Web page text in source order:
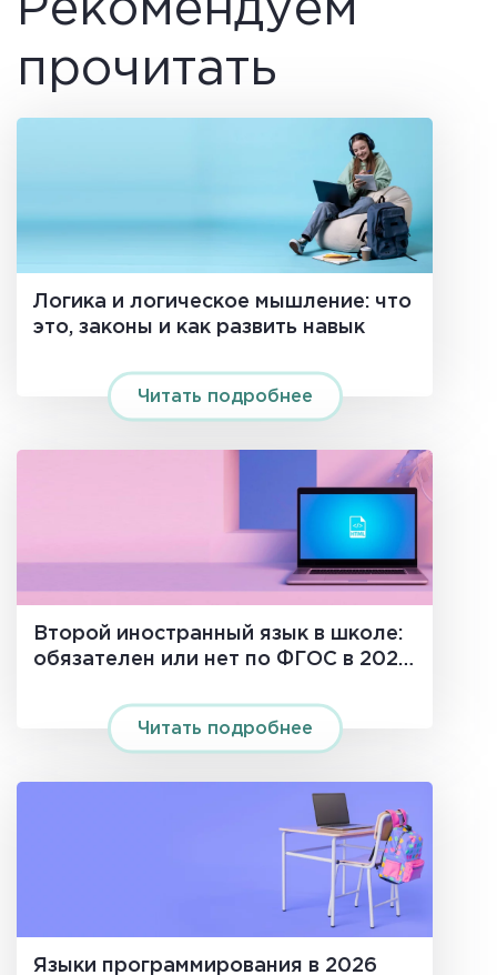
Рекомендуем
прочитать
Логика и логическое мышление: что
это, законы и как развить навык
Читать подробнее
Второй иностранный язык в школе:
обязателен или нет по ФГОС в 2026
Читать подробнее
Языки программирования в 2026